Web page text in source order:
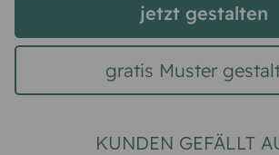
jetzt gestalten
gratis Muster
KUNDEN GEFÄLLT